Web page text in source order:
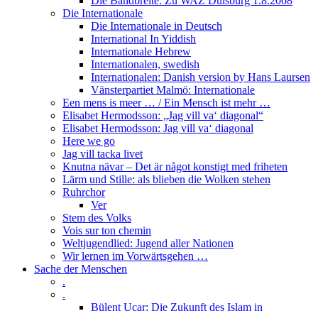
Die Internationale
Die Internationale in Deutsch
International In Yiddish
Internationale Hebrew
Internationalen, swedish
Internationalen: Danish version by Hans Laursen
Vänsterpartiet Malmö: Internationale
Een mens is meer … / Ein Mensch ist mehr …
Elisabet Hermodsson: „Jag vill va‘ diagonal“
Elisabet Hermodsson: Jag vill va‘ diagonal
Here we go
Jag vill tacka livet
Knutna nävar – Det är något konstigt med friheten
Lärm und Stille: als blieben die Wolken stehen
Ruhrchor
Ver
Stem des Volks
Vois sur ton chemin
Weltjugendlied: Jugend aller Nationen
Wir lernen im Vorwärtsgehen …
Sache der Menschen
.
.
Bülent Ucar: Die Zukunft des Islam in